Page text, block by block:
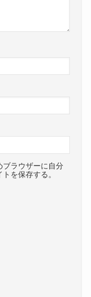
ブラウザーに自分
を保存する。